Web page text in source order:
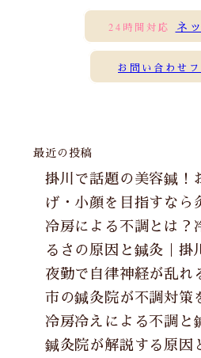
24時間対応 ネ
お問い合わせ
最近の投稿
掛川で話題の美容鍼！
げ・小顔を目指すなら
冷房による不調とは？
るさの原因と鍼灸｜掛
夜勤で自律神経が乱れ
市の鍼灸院が不調対策
冷房冷えによる不調と
鍼灸院が解説する原因